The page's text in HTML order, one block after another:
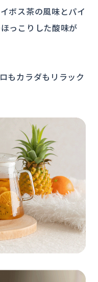
ボス茶の風味とパイ
っこりした酸味が
もカラダもリラック